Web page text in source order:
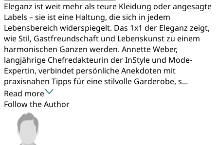
Eleganz ist weit mehr als teure Kleidung oder angesagte
Labels – sie ist eine Haltung, die sich in jedem
Lebensbereich widerspiegelt. Das 1x1 der Eleganz zeigt,
wie Stil, Gastfreundschaft und Lebenskunst zu einem
harmonischen Ganzen werden. Annette Weber,
langjährige Chefredakteurin der InStyle und Mode-
Expertin, verbindet persönliche Anekdoten mit
praxisnahen Tipps für eine stilvolle Garderobe, s...
Read more
Follow the Author